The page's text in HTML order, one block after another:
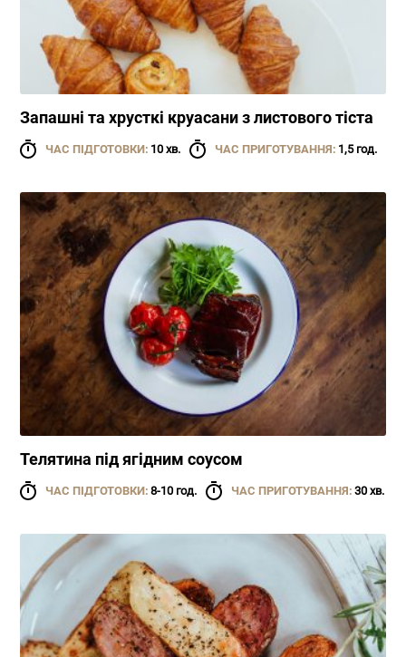
Запашні та хрусткі круасани з листового тіста
ЧАС ПІДГОТОВКИ: 10 хв. ЧАС ПРИГОТУВАННЯ: 1,5 год.
Телятина під ягідним соусом
ЧАС ПІДГОТОВКИ: 8-10 год. ЧАС ПРИГОТУВАННЯ: 30 хв.